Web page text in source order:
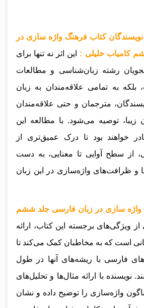
کتاب فرهنگ واژه سازی در
کامیاب خلیلی :
این اثر نه تنها برای
رشته زبان‌شناسی و مطالعات
به تمامی علاقه‌مندان به زبان
مترجمان و حتی علاقه‌مندان
زیبا، توصیه می‌شود. با مطالعه این
خواهند بود تا درک عمیق‌تری از
از سطح آوایی تا معنایی، به دست
و ظرافت‌های واژه‌سازی در این زبان
واژه سازی در زبان فارسی جلد ششم
از ویژگی‌های برجسته این کتاب، ارائه
است که به مخاطبان کمک می‌کند تا
فارسی با ریشه‌های آنها در طول
نویسنده با ارائه مثال‌ها و تحلیل‌های
واژه‌سازی را توضیح داده و نشان